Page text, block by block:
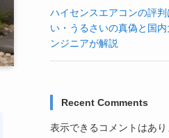
ハイセンスエアコンの評
い・うるさいの真偽と国
ンジニアが解説
Recent Comments
表示できるコメントはあり